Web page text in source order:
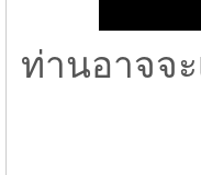
ท่านอาจจ